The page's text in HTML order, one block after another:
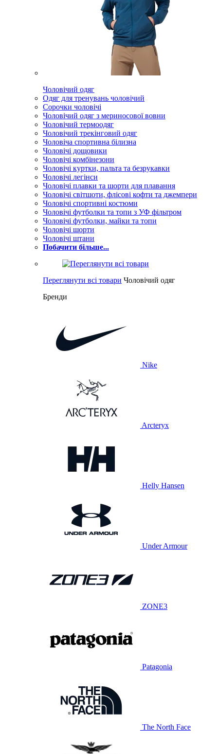
Чоловічий одяг
Одяг для тренувань чоловічий
Сорочки чоловічі
Чоловічий одяг з мериносової вовни
Чоловічий термоодяг
Чоловічий трекінговий одяг
Чоловіча спортивна білизна
Чоловічі дощовики
Чоловічі комбінезони
Чоловічі куртки, пальта та безрукавки
Чоловічі легінси
Чоловічі плавки та шорти для плавання
Чоловічі світшоти, флісові кофти та джемпери
Чоловічі спортивні костюми
Чоловічі футболки та топи з УФ фільтром
Чоловічі футболки, майки та топи
Чоловічі шорти
Чоловічі штани
Побачити більше...
Переглянути всі товари Чоловічий одяг
Бренди
Nike
Arcteryx
Helly Hansen
Under Armour
ZONE3
Patagonia
The North Face